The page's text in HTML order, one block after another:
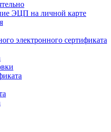
ЭЦП на личной карте
электронного сертификата